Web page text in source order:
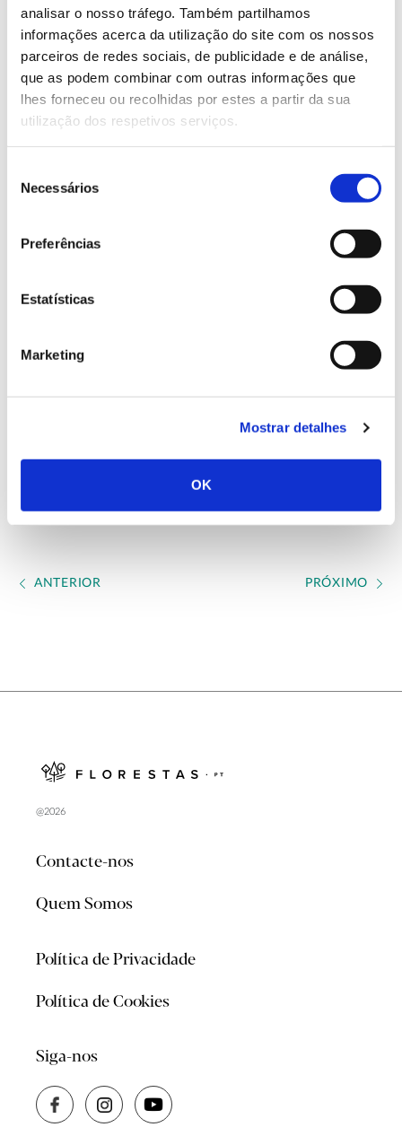
analisar o nosso tráfego. Também partilhamos
informações acerca da utilização do site com os nossos
parceiros de redes sociais, de publicidade e de análise,
que as podem combinar com outras informações que
lhes forneceu ou recolhidas por estes a partir da sua
utilização dos respetivos serviços.
Necessários
Preferências
Estatísticas
Marketing
Mostrar detalhes
OK
preliminares para o novénio seguinte, com base nos
resultados das análises de terra e foliares;
– Estabelecer valores de referência para
interpretação dos resultados da análise foliar em
sobreiros adultos;
– Apurar as vantagens económicas, para os
Equipa
Veterinária, I.P., ISA-Instituto Superior de Agronomia,
Companhia das Lezírias S.A., Equipar Viveiros
ANTERIOR PRÓXIMO
@2026
Contacte-nos
Quem Somos
Política de Privacidade
Política de Cookies
Siga-nos